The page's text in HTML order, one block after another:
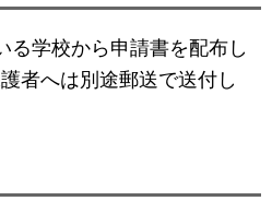
学校から申請書を配布し
者へは別途郵送で送付し